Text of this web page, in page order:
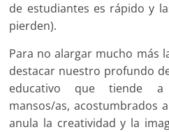
de estudiantes es rápido y
pierden).
Para no alargar mucho más
destacar nuestro profundo
educativo que tiende a
mansos/as, acostumbrados
anula la creatividad y la